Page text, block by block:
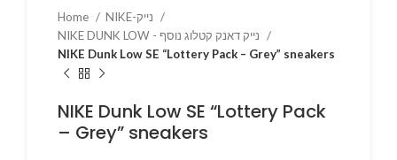
Home
NIKE Dunk Low SE “Lottery Pack – Grey” sneakers
NIKE Dunk Low SE “Lottery Pack
– Grey” sneakers